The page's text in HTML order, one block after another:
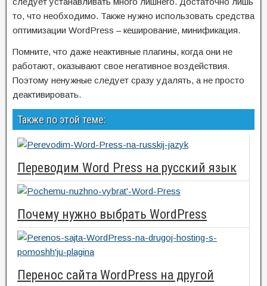
то, что необходимо. Также нужно использовать средства
оптимизации WordPress – кеширование, минификация.
Помните, что даже неактивные плагины, когда они не
работают, оказывают свое негативное воздействия.
Поэтому ненужные следует сразу удалять, а не просто
деактивировать.
Также по этой теме:
Переводим Word Press на русский язык
Почему нужно выбрать WordPress
Перенос сайта WordPress на другой